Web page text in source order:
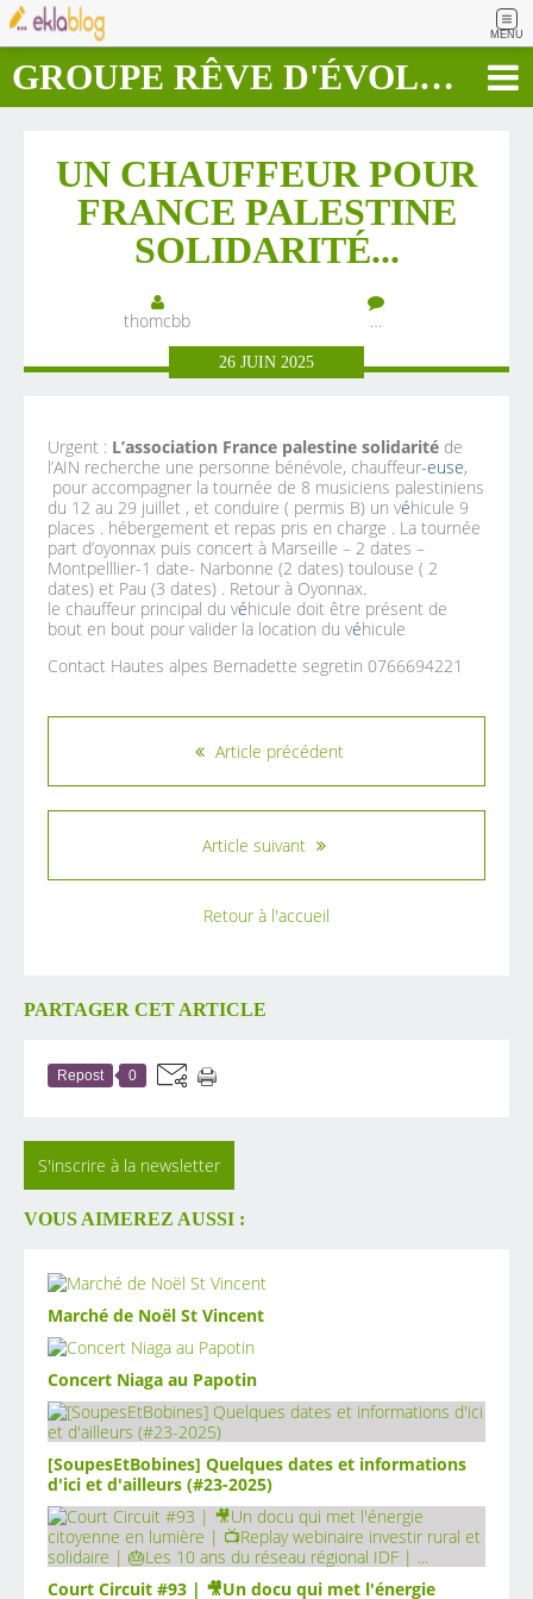
MENU
GROUPE RÊVE D'ÉVOLUTION RAPIDE
UN CHAUFFEUR POUR
FRANCE PALESTINE
SOLIDARITÉ...
thomcbb …
26 JUIN 2025
Urgent : L’association France palestine solidarité de
l’AIN recherche une personne bénévole, chauffeur-euse,
pour accompagner la tournée de 8 musiciens palestiniens
du 12 au 29 juillet , et conduire ( permis B) un véhicule 9
places . hébergement et repas pris en charge . La tournée
part d’oyonnax puis concert à Marseille – 2 dates –
Montpelllier-1 date- Narbonne (2 dates) toulouse ( 2
dates) et Pau (3 dates) . Retour à Oyonnax.
le chauffeur principal du véhicule doit être présent de
bout en bout pour valider la location du véhicule
Contact Hautes alpes Bernadette segretin 0766694221
Article précédent
Article suivant
Retour à l'accueil
PARTAGER CET ARTICLE
Repost 0
S'inscrire à la newsletter
VOUS AIMEREZ AUSSI :
Marché de Noël St Vincent
Concert Niaga au Papotin
[SoupesEtBobines] Quelques dates et informations
d'ici et d'ailleurs (#23-2025)
Court Circuit #93 | 🎥Un docu qui met l'énergie